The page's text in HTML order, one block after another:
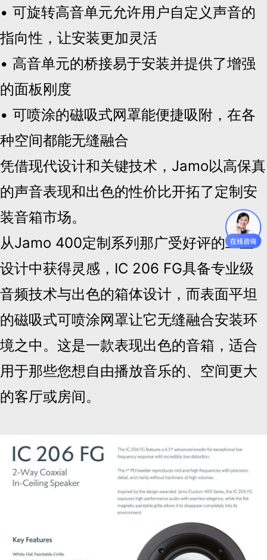
• 可旋转高音单元允许用户自定义声音的
指向性，让安装更加灵活
• 高音单元的桥接易于安装并提供了增强
的面板刚度
• 可喷涂的磁吸式网罩能便捷吸附，在各
种空间都能无缝融合
凭借现代设计和关键技术，Jamo以高保真
的声音表现和出色的性价比开拓了定制安
装音箱市场。
从Jamo 400定制系列那广受好评的工业
设计中获得灵感，IC 206 FG具备专业级
音频技术与出色的箱体设计，而表面平坦
的磁吸式可喷涂网罩让它无缝融合安装环
境之中。这是一款表现出色的音箱，适合
用于那些您想自由播放音乐的、空间更大
的客厅或房间。